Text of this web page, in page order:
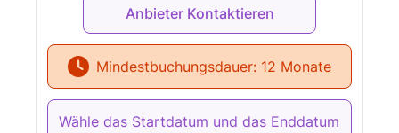
Mindestbuchungsdauer: 12 Monate
Wähle das Startdatum und das Enddatum